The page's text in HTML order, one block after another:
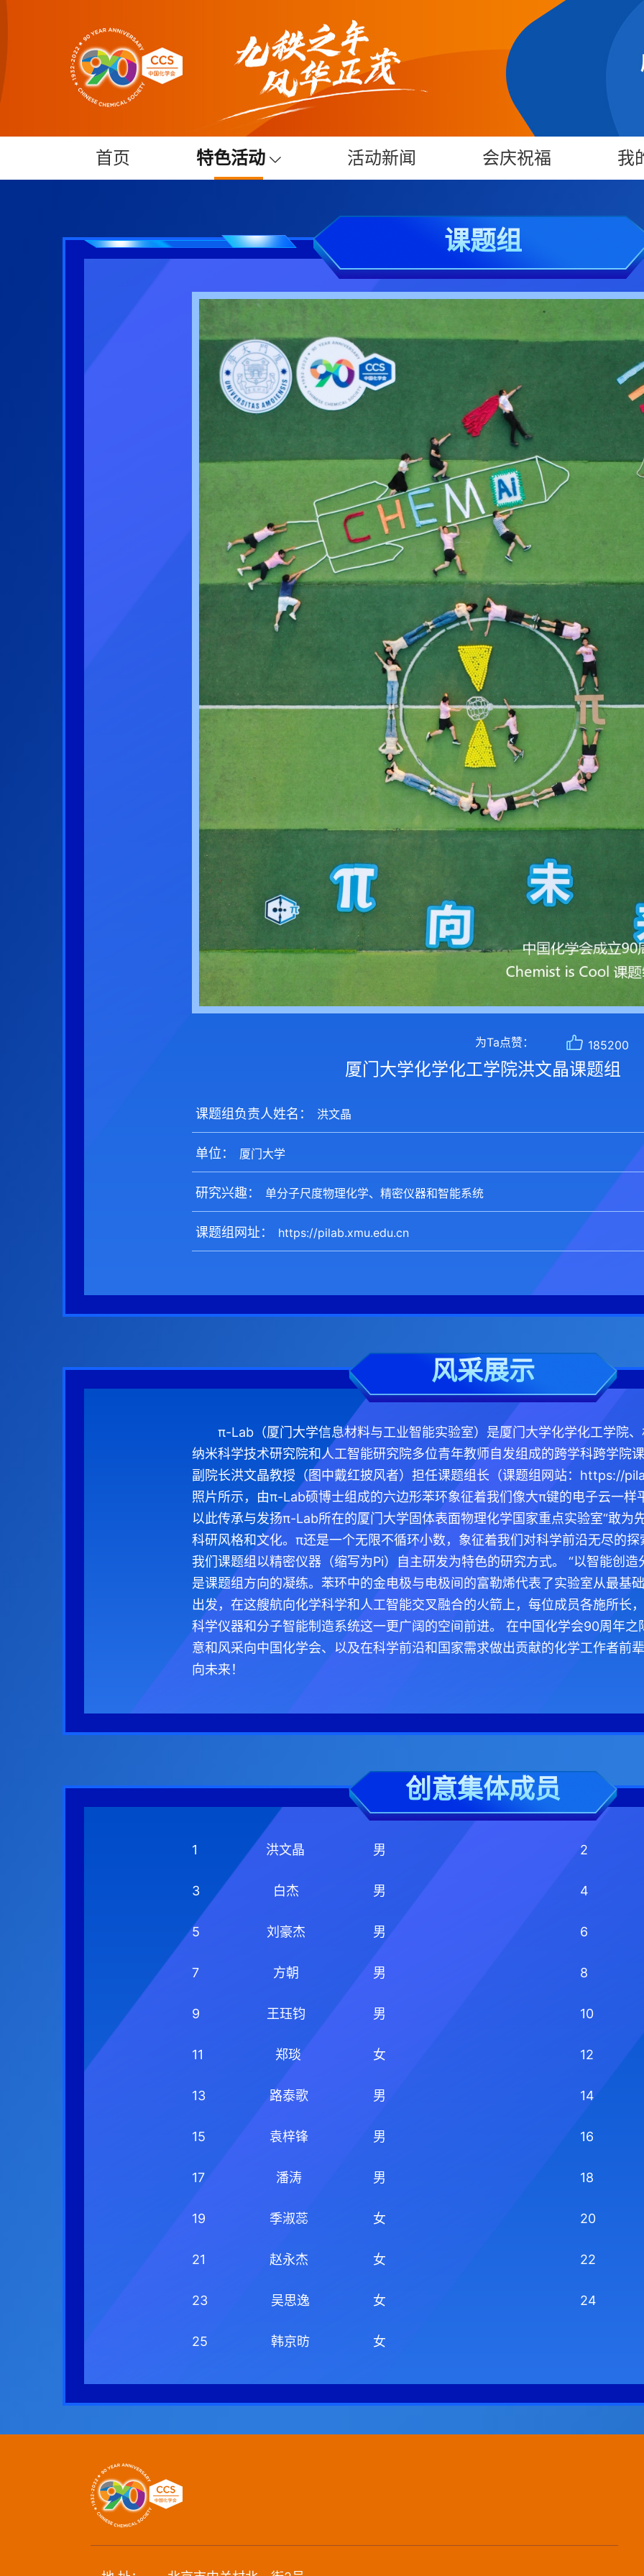
首页 特色活动 活动新闻 会庆祝福 我
课题组
为Ta点赞： 185200
厦门大学化学化工学院洪文晶课题组
课题组负责人姓名：
单位：
研究兴趣：
课题组网址：
风采展示
π-Lab（厦门大学信息材料与工业智能实验室）是厦门大学化学化工学院
纳米科学技术研究院和人工智能研究院多位青年教师自发组成的跨学科跨学院
副院长洪文晶教授（图中戴红披风者）担任课题组长（课题组网站：https://
照片所示，由π-Lab硕博士组成的六边形苯环象征着我们像大π键的电子云一样
以此传承与发扬π-Lab所在的厦门大学固体表面物理化学国家重点实验室“敢为
科研风格和文化。π还是一个无限不循环小数，象征着我们对科学前沿无尽的
我们课题组以精密仪器（缩写为Pi）自主研发为特色的研究方式。 “以智能创造
是课题组方向的凝练。苯环中的金电极与电极间的富勒烯代表了实验室从最基
出发，在这艘航向化学科学和人工智能交叉融合的火箭上，每位成员各施所长
科学仪器和分子智能制造系统这一更广阔的空间前进。 在中国化学会90周年
意和风采向中国化学会、以及在科学前沿和国家需求做出贡献的化学工作者前
向未来！
创意集体成员
1 洪文晶 男 2
3 白杰 男 4
5 刘豪杰 男 6
7 方朝 男 8
9 王珏钧 男 10
11 郑琰 女 12
13 路泰歌 男 14
15 袁梓锋 男 16
17 潘涛 男 18
19 季淑蕊 女 20
21 赵永杰 女 22
23 吴思逸 女 24
25 韩京昉 女